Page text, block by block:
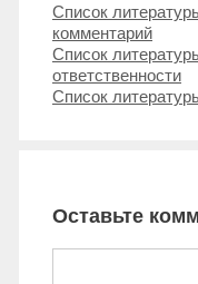
Рубрики
Список
комментарий
Навигация
записи
Список
ответственности
Список
Оставьте